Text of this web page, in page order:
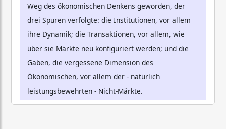
Weg des ökonomischen Denkens geworden, der
drei Spuren verfolgte: die Institutionen, vor allem
ihre Dynamik; die Transaktionen, vor allem, wie
über sie Märkte neu konfiguriert werden; und die
Gaben, die vergessene Dimension des
Ökonomischen, vor allem der - natürlich
leistungsbewehrten - Nicht-Märkte.